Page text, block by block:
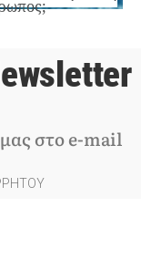
στο e-mail